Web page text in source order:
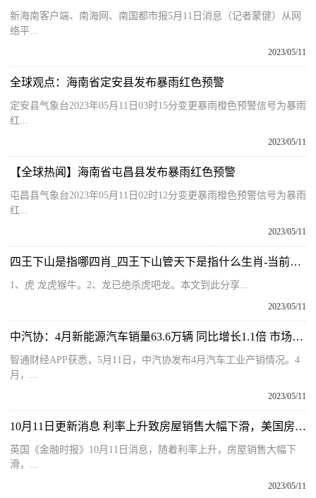
新海南客户端、南海网、南国都市报5月11日消息（记者蒙健）从网
络平...
2023/05/11
全球观点：海南省定安县发布暴雨红色预警
定安县气象台2023年05月11日03时15分变更暴雨橙色预警信号为暴雨
红...
2023/05/11
【全球热闻】海南省屯昌县发布暴雨红色预警
屯昌县气象台2023年05月11日02时12分变更暴雨橙色预警信号为暴雨
红...
2023/05/11
四王下山是指哪四肖_四王下山管天下是指什么生肖-当前热门
1、虎 龙虎猴牛。2、龙已绝杀虎吧龙。本文到此分享...
2023/05/11
中汽协：4月新能源汽车销量63.6万辆 同比增长1.1倍 市场占有率达29.5% 讯息
智通财经APP获悉，5月11日，中汽协发布4月汽车工业产销情况。4
月，...
2023/05/11
10月11日更新消息 利率上升致房屋销售大幅下滑，美国房地产行业面临大规模裁员
英国《金融时报》10月11日消息，随着利率上升，房屋销售大幅下
滑，...
2023/05/11